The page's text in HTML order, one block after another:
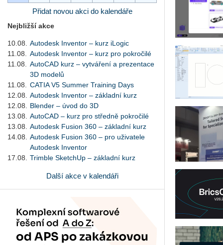
Přidat novou akci do kalendáře
Nejbližší akce
10.08.
Autodesk Inventor – kurz iLogic
11.08.
Autodesk Inventor – kurz pro pokročilé
11.08.
AutoCAD kurz – vytváření a prezentace
3D modelů
11.08.
CATIA V5 Summer Training Days
12.08.
Autodesk Inventor – základní kurz
12.08.
Blender – úvod do 3D
13.08.
AutoCAD – kurz pro středně pokročilé
13.08.
Autodesk Fusion 360 – základní kurz
14.08.
Autodesk Fusion 360 – pro uživatele
Autodesk Inventor
17.08.
Trimble SketchUp – základní kurz
Další akce v kalendáři